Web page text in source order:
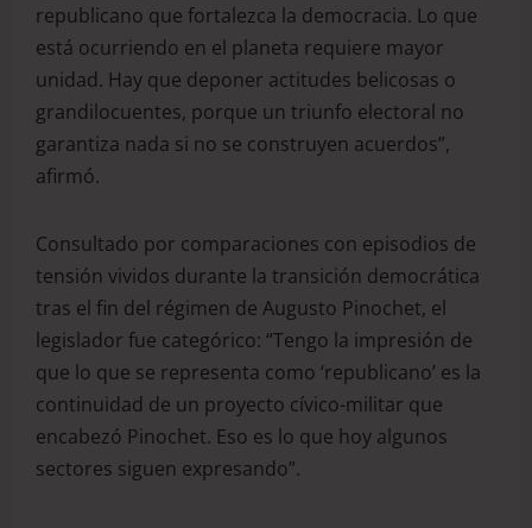
republicano que fortalezca la democracia. Lo que
está ocurriendo en el planeta requiere mayor
unidad. Hay que deponer actitudes belicosas o
grandilocuentes, porque un triunfo electoral no
garantiza nada si no se construyen acuerdos”,
afirmó.
Consultado por comparaciones con episodios de
tensión vividos durante la transición democrática
tras el fin del régimen de Augusto Pinochet, el
legislador fue categórico: “Tengo la impresión de
que lo que se representa como ‘republicano’ es la
continuidad de un proyecto cívico-militar que
encabezó Pinochet. Eso es lo que hoy algunos
sectores siguen expresando”.